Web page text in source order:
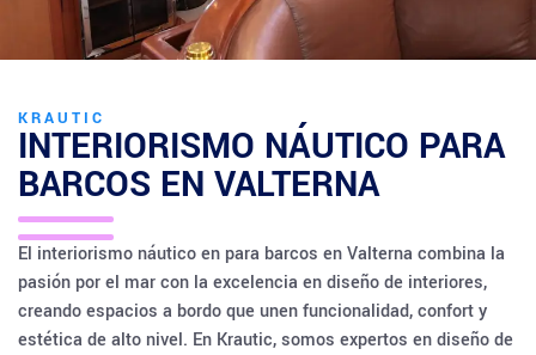
KRAUTIC
INTERIORISMO NÁUTICO PARA
BARCOS EN VALTERNA
El interiorismo náutico en para barcos en Valterna combina la
pasión por el mar con la excelencia en diseño de interiores,
creando espacios a bordo que unen funcionalidad, confort y
estética de alto nivel. En Krautic, somos expertos en diseño de